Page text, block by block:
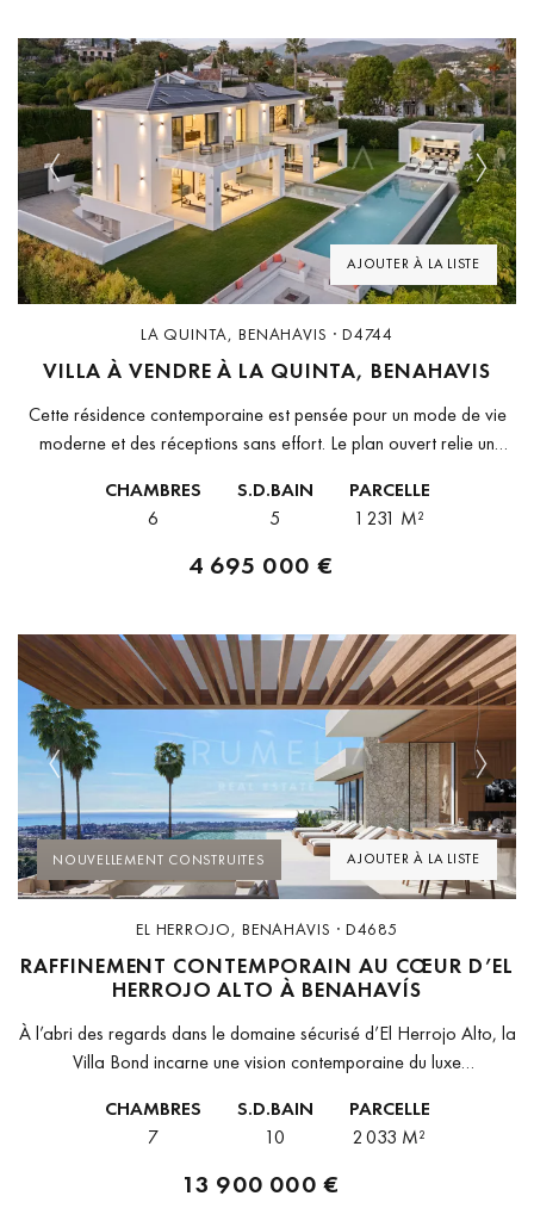
AJOUTER À LA LISTE
Previous Next
LA QUINTA, BENAHAVIS · D4744
VILLA À VENDRE À LA QUINTA, BENAHAVIS
Cette résidence contemporaine est pensée pour un mode de vie
moderne et des réceptions sans effort. Le plan ouvert relie un
CHAMBRES
6
S.D.BAIN
5
PARCELLE
1 231 M²
4 695 000 €
AJOUTER À LA LISTE
Previous Next
NOUVELLEMENT CONSTRUITES
EL HERROJO, BENAHAVIS · D4685
RAFFINEMENT CONTEMPORAIN AU CŒUR D’EL
HERROJO ALTO À BENAHAVÍS
À l’abri des regards dans le domaine sécurisé d’El Herrojo Alto, la
Villa Bond incarne une vision contemporaine du luxe
elle...
CHAMBRES
7
S.D.BAIN
10
PARCELLE
2 033 M²
13 900 000 €